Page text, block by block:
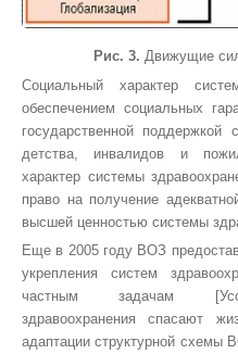
Рис. 3. Движущие
Социальный характер
обеспечением социальных
государственной поддержкой
детства, инвалидов и
характер системы
право на получение
высшей ценностью системы
Еще в 2005 году ВОЗ
укрепления систем
частным задачам
здравоохранения спасают
адаптации структурной схемы